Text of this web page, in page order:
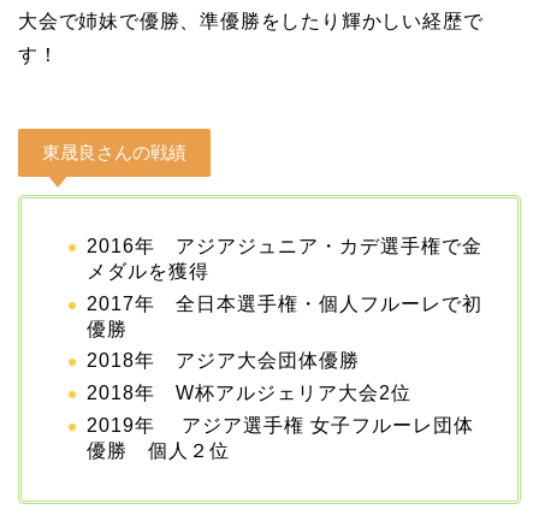
大会で姉妹で優勝、準優勝をしたり輝かしい経歴で
す！
東晟良さんの戦績
2016年 アジアジュニア・カデ選手権で金
メダルを獲得
2017年 全日本選手権・個人フルーレで初
優勝
2018年 アジア大会団体優勝
2018年 W杯アルジェリア大会2位
2019年 アジア選手権 女子フルーレ団体
優勝 個人２位